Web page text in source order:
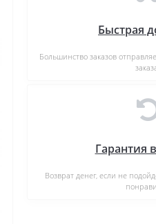
Быстрая
Большинство заказов
Гарантия
Возврат денег, если не